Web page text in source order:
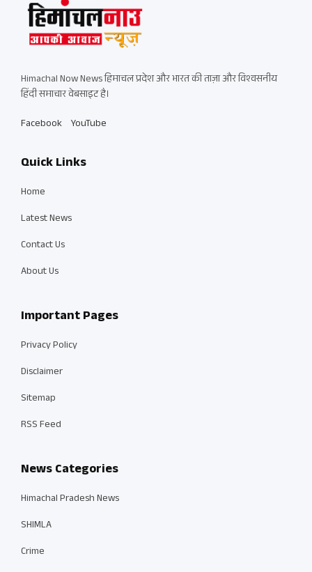
Himachal Now News हिमाचल प्रदेश और भारत की ताज़ा और विश्वसनीय
हिंदी समाचार वेबसाइट है।
Facebook YouTube
Quick Links
Home
Latest News
Contact Us
About Us
Important Pages
Privacy Policy
Disclaimer
Sitemap
RSS Feed
News Categories
Himachal Pradesh News
SHIMLA
Crime